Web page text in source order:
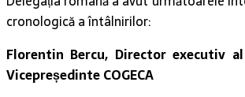
cronologică a întâlnirilor:
Florentin Bercu, Director executiv al
Vicepreședinte COGECA